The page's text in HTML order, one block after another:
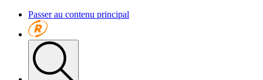
Passer au contenu principal